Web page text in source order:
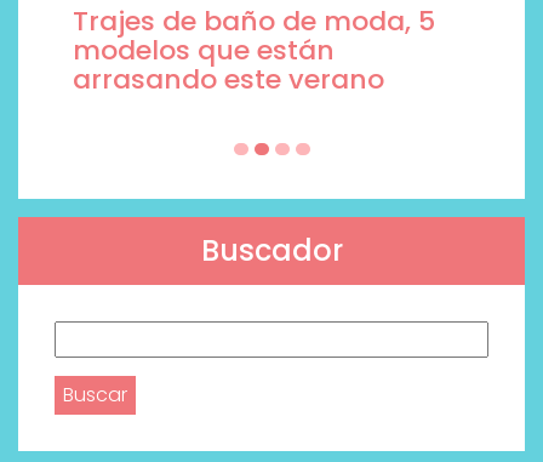
Trajes de baño de moda, 5
modelos que están
arrasando este verano
Buscador